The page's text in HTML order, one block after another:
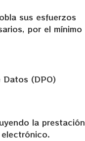
sus esfuerzos
por el mínimo
(DPO)
la prestación